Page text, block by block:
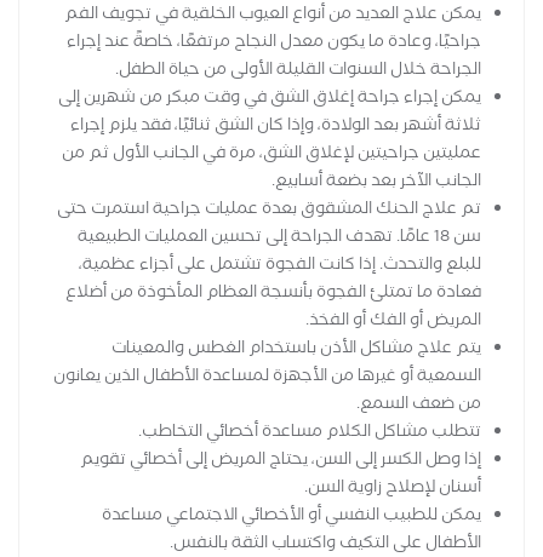
يمكن علاج العديد من أنواع العيوب الخلقية في تجويف الفم
جراحيًا، وعادة ما يكون معدل النجاح مرتفعًا، خاصةً عند إجراء
الجراحة خلال السنوات القليلة الأولى من حياة الطفل.
يمكن إجراء جراحة إغلاق الشق في وقت مبكر من شهرين إلى
ثلاثة أشهر بعد الولادة، وإذا كان الشق ثنائيًا، فقد يلزم إجراء
عمليتين جراحيتين لإغلاق الشق، مرة في الجانب الأول ثم من
الجانب الآخر بعد بضعة أسابيع.
تم علاج الحنك المشقوق بعدة عمليات جراحية استمرت حتى
سن 18 عامًا. تهدف الجراحة إلى تحسين العمليات الطبيعية
للبلع والتحدث. إذا كانت الفجوة تشتمل على أجزاء عظمية،
فعادة ما تمتلئ الفجوة بأنسجة العظام المأخوذة من أضلاع
المريض أو الفك أو الفخذ.
يتم علاج مشاكل الأذن باستخدام الغطس والمعينات
السمعية أو غيرها من الأجهزة لمساعدة الأطفال الذين يعانون
من ضعف السمع.
تتطلب مشاكل الكلام مساعدة أخصائي التخاطب.
إذا وصل الكسر إلى السن، يحتاج المريض إلى أخصائي تقويم
أسنان لإصلاح زاوية السن.
يمكن للطبيب النفسي أو الأخصائي الاجتماعي مساعدة
الأطفال على التكيف واكتساب الثقة بالنفس.